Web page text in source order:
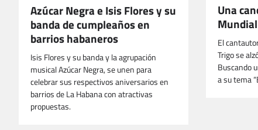
Azúcar Negra e Isis Flores y su
banda de cumpleaños en
barrios habaneros
Isis Flores y su banda y la agrupación
musical Azúcar Negra, se unen para
celebrar sus respectivos aniversarios en
barrios de La Habana con atractivas
propuestas.
Una
El
Trigo se
Buscando
a su tema